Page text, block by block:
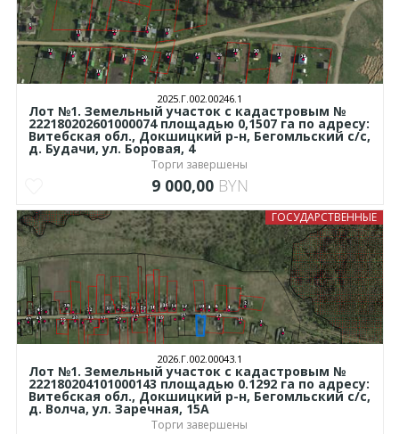
2025.Г.002.00246.1
Лот №1. Земельный участок с кадастровым №
222180202601000074 площадью 0,1507 га по адресу:
Витебская обл., Докшицкий р-н, Бегомльский с/с,
д. Будачи, ул. Боровая, 4
Торги завершены
9 000,00 BYN
ГОСУДАРСТВЕННЫЕ
2026.Г.002.00043.1
Лот №1. Земельный участок с кадастровым №
222180204101000143 площадью 0.1292 га по адресу:
Витебская обл., Докшицкий р-н, Бегомльский с/с,
д. Волча, ул. Заречная, 15А
Торги завершены